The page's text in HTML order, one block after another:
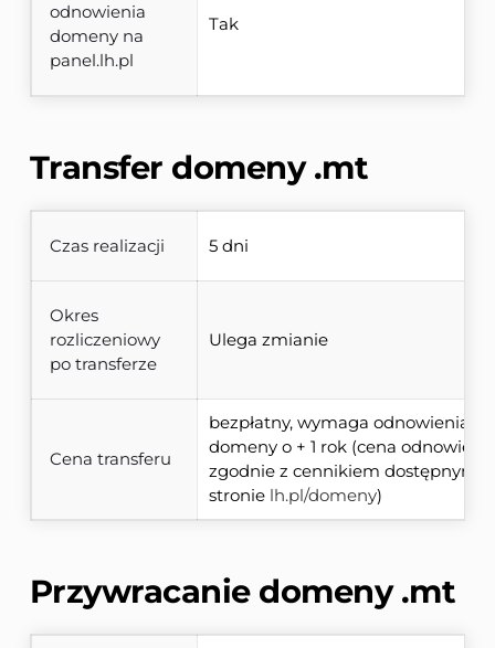
odnowienia
domeny na
panel.lh.pl
Tak
Transfer domeny .mt
Czas realizacji 5 dni
Okres
rozliczeniowy
po transferze
Ulega zmianie
Cena transferu
bezpłatny, wymaga odnowienia
domeny o + 1 rok (cena
zgodnie z cennikiem dostępnym
stronie lh.pl/domeny)
Przywracanie domeny .mt